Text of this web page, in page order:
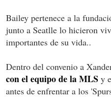
Bailey pertenece a la
junto a Seatlle lo hicieron
importantes de su vida..
Dentro del convenio a
con el equipo de la MLS y
antes de enfrentar a los